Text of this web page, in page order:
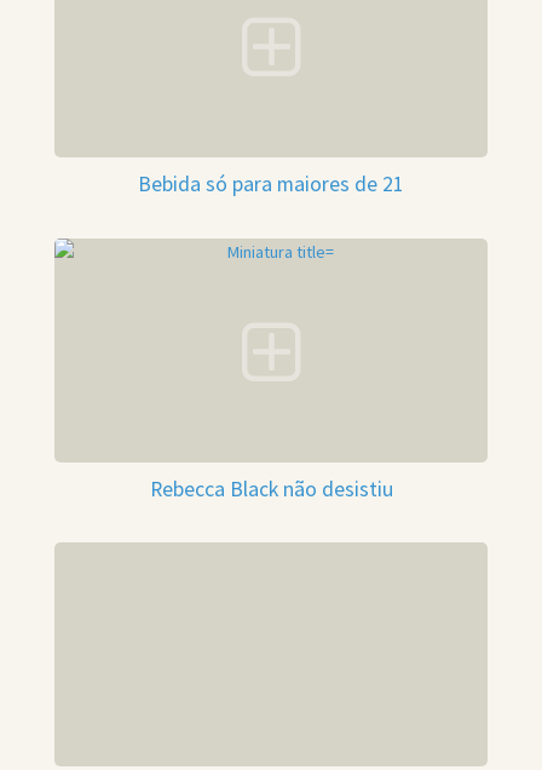
Bebida só para maiores de 21
Rebecca Black não desistiu